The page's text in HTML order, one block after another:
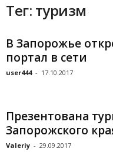
Тег: туризм
В Запорожье
портал в сети
user444 - 17.10.2017
Презентована
Запорожского
Valeriy - 29.09.2017